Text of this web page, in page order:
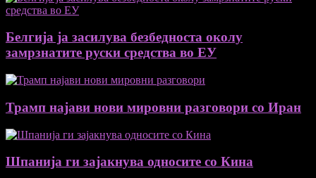
Белгија ја засилува безбедноста околу
замрзнатите руски средства во ЕУ
Трамп најави нови мировни разговори со Иран
Шпанија ги зајакнува односите со Кина